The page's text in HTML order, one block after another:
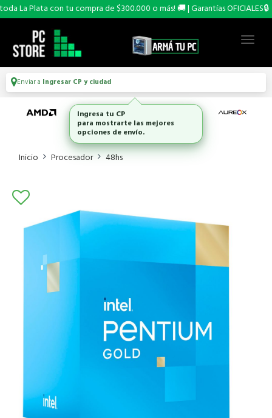
La Plata con tu compra de $300.000 o más! 🚚 | Garantías OFICIALES🔒
Enviar a Ingresar CP y ciudad
Inicio Procesador 48hs
Ingresa tu CP
para mostrarte las mejores
opciones de envío.